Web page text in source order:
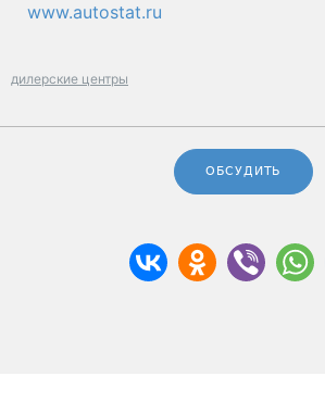
www.autostat.ru
дилерские центры
ОБСУДИТЬ